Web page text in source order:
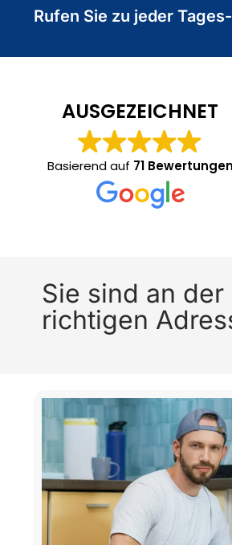
Rufen Sie zu jeder
AUSGEZEICHNET
Basierend auf 71 Bewertungen
Sie sind an der
richtigen